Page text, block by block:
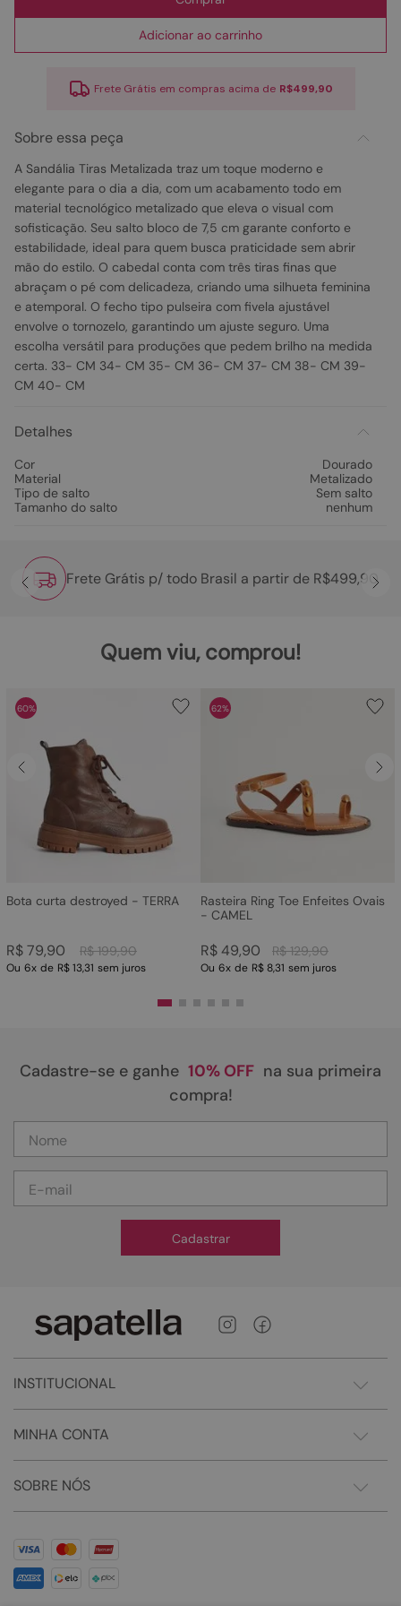
Adicionar ao carrinho
Frete Grátis em compras acima de R$499,90
Sobre essa peça
A Sandália Tiras Metalizada traz um toque moderno e
elegante para o dia a dia, com um acabamento todo em
material tecnológico metalizado que eleva o visual com
sofisticação. Seu salto bloco de 7,5 cm garante conforto e
estabilidade, ideal para quem busca praticidade sem abrir
mão do estilo. O cabedal conta com três tiras finas que
abraçam o pé com delicadeza, criando uma silhueta feminina
e atemporal. O fecho tipo pulseira com fivela ajustável
envolve o tornozelo, garantindo um ajuste seguro. Uma
escolha versátil para produções que pedem brilho na medida
certa. 33- CM 34- CM 35- CM 36- CM 37- CM 38- CM 39-
CM 40- CM
Detalhes
Cor
Dourado
Material
Metalizado
Tipo de salto
Sem salto
Tamanho do salto
nenhum
Frete Grátis p/ todo Brasil a partir de R$499,90
Quem viu, comprou!
60%
Bota curta destroyed - TERRA
R$ 199,90
R$79,90
Ou 6x de R$ 13,31 sem juros
62%
Rasteira Ring Toe Enfeites Ovais
- CAMEL
R$ 129,90
R$49,90
Ou 6x de R$ 8,31 sem juros
Cadastre-se e ganhe 10% OFF na sua primeira
compra!
Cadastrar
INSTITUCIONAL
MINHA CONTA
SOBRE NÓS